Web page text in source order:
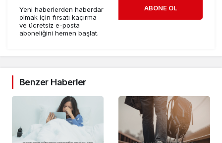
Yeni haberlerden haberdar
olmak için fırsatı kaçırma
ve ücretsiz e-posta
aboneliğini hemen başlat.
ABONE OL
Benzer Haberler